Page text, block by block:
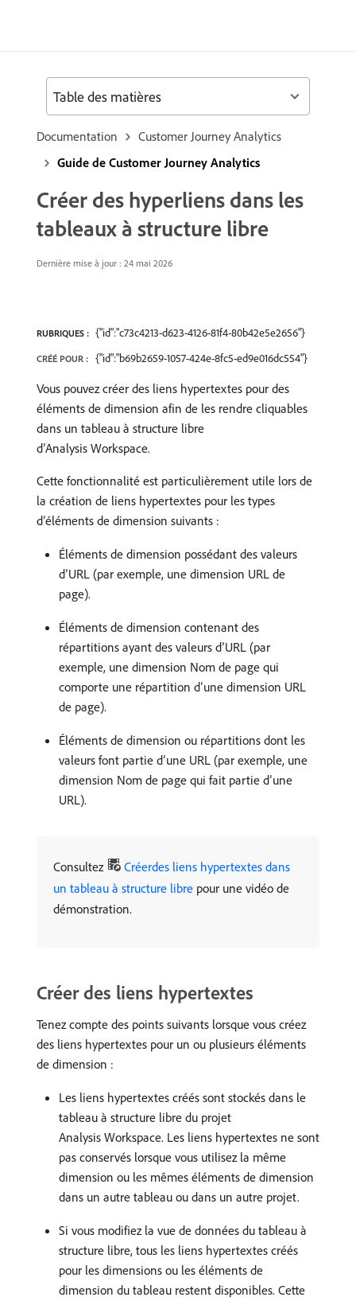
Documentation
Customer Journey Analytics
Guide de Customer Journey Analytics
Créer des hyperliens dans les
tableaux à structure libre
Dernière mise à jour : 24 mai 2026
RUBRIQUES : {"id":"c73c4213-d623-4126-81f4-80b42e5e2656"}
CRÉÉ POUR : {"id":"b69b2659-1057-424e-8fc5-ed9e016dc554"}
Vous pouvez créer des liens hypertextes pour des
éléments de dimension afin de les rendre cliquables
dans un tableau à structure libre
d’Analysis Workspace.
Cette fonctionnalité est particulièrement utile lors de
la création de liens hypertextes pour les types
d’éléments de dimension suivants :
Éléments de dimension possédant des valeurs
d’URL (par exemple, une dimension URL de
page).
Éléments de dimension contenant des
répartitions ayant des valeurs d’URL (par
exemple, une dimension Nom de page qui
comporte une répartition d’une dimension URL
de page).
Éléments de dimension ou répartitions dont les
valeurs font partie d’une URL (par exemple, une
dimension Nom de page qui fait partie d’une
URL).
Consultez
Créerdes liens hypertextes dans
un tableau à structure libre pour une vidéo de
démonstration.
Créer des liens hypertextes
Tenez compte des points suivants lorsque vous créez
des liens hypertextes pour un ou plusieurs éléments
de dimension :
Les liens hypertextes créés sont stockés dans le
tableau à structure libre du projet
Analysis Workspace. Les liens hypertextes ne sont
pas conservés lorsque vous utilisez la même
dimension ou les mêmes éléments de dimension
dans un autre tableau ou dans un autre projet.
Si vous modifiez la vue de données du tableau à
structure libre, tous les liens hypertextes créés
pour les dimensions ou les éléments de
dimension du tableau restent disponibles. Cette
Table des matières